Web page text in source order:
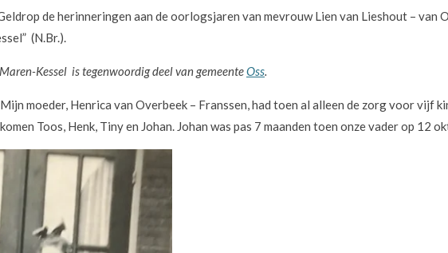
de herinneringen aan de oorlogsjaren van mevrouw Lien van Lieshout – van
(N.Br.).
Kessel is tegenwoordig deel van gemeenteOss.
moeder, Henrica van Overbeek – Franssen, had toen al alleen de zorg voor vijf
Toos, Henk, Tiny en Johan. Johan was pas 7 maanden toen onze vader op 12